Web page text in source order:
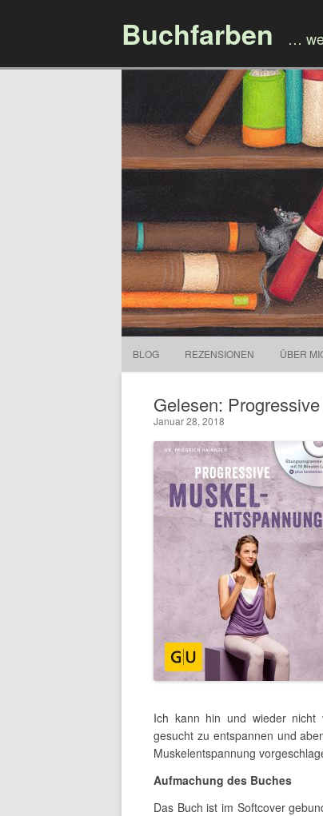
Buchfarben …
BLOG REZENSIONEN ÜBER
Gelesen:
Januar 28, 2018
Ich kann hin und wieder nicht
gesucht zu entspannen und
Muskelentspannung
Aufmachung des Buches
Das Buch ist im Softcover